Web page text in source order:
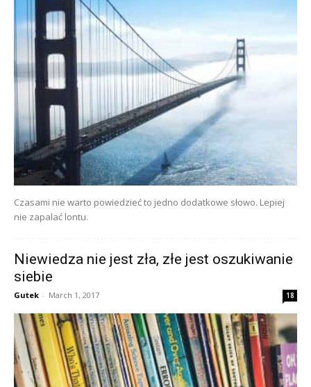
Czasami nie warto powiedzieć to jedno dodatkowe słowo. Lepiej
nie zapalać lontu.
Niewiedza nie jest zła, złe jest oszukiwanie
siebie
Gutek - March 1, 2017 18